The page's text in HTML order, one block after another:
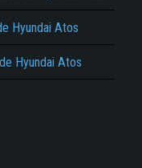
Hyundai Atos
Hyundai Atos